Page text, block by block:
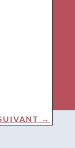
→